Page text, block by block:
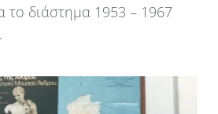
το διάστημα 1953 – 1967